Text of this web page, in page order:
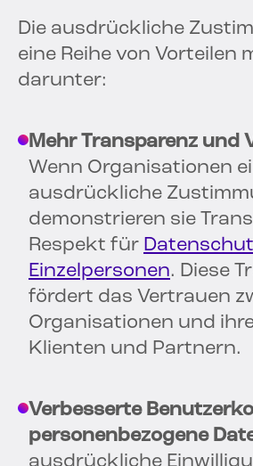
Die ausdrückliche
eine Reihe von Vorteilen
darunter:
Mehr Transparenz und
Wenn Organisationen
ausdrückliche
demonstrieren sie
Respekt für
Einzelpersonen. Diese
fördert das Vertrauen
Organisationen und
Klienten und Partnern.
Verbesserte
personenbezogene